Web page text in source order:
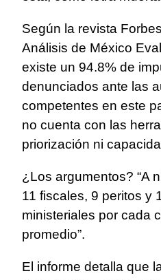
Según la revista
Análisis de México
existe un 94.8% de
denunciados ante las
competentes en este
no cuenta con las
priorización ni
¿Los argumentos? “A
11 fiscales, 9 peritos y
ministeriales por cada
promedio”.
El informe detalla que